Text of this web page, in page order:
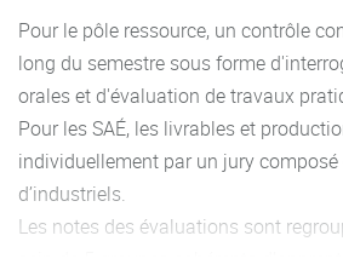
Pour le pôle ressource, un contrôle
long du semestre sous forme
orales et d'évaluation de travaux
Pour les SAÉ, les livrables et
individuellement par un jury composé
d’industriels.
Les notes des évaluations sont